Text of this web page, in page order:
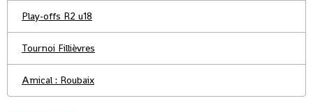
Play-offs R2 u18
Tournoi Fillièvres
Amical : Roubaix